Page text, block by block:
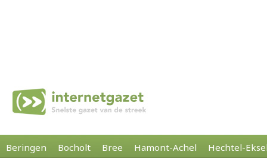
Beringen Bocholt Bree Hamont-Achel Hechtel-